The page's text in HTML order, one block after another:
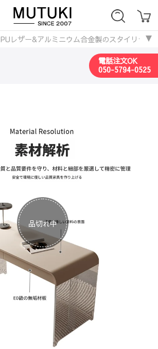
PUレザー&アルミニウム合金製のスタイリッ
電話注文OK
050-5794-0525
品切れ中